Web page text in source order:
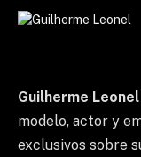
Guilherme Leonel
modelo, actor y
exclusivos sobre